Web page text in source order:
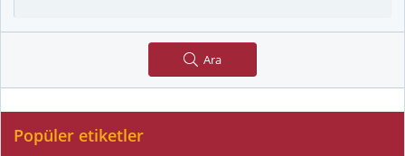
Ara
Popüler etiketler